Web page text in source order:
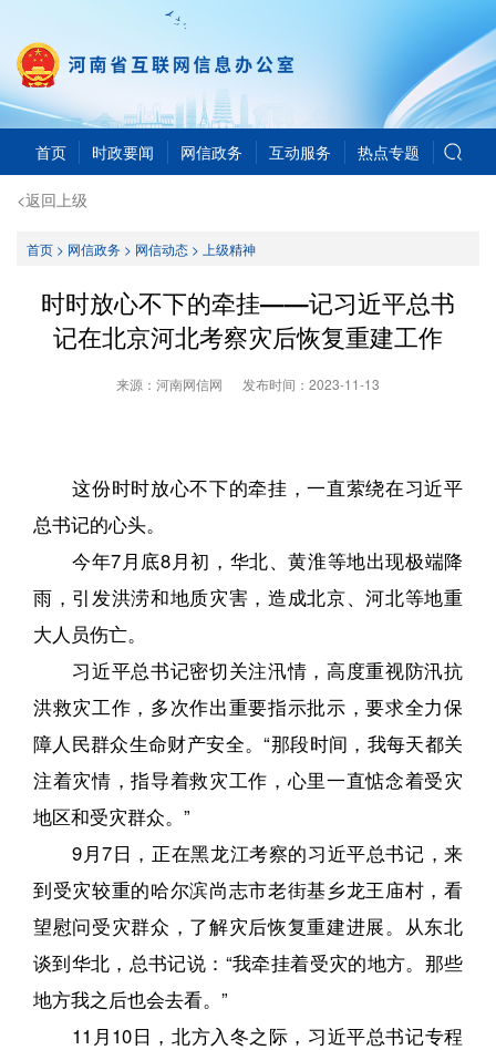
首页 时政要闻 网信政务 互动服务 热点专题
<返回上级
首页> 网信政务> 网信动态> 上级精神
时时放心不下的牵挂——记习近平总书
记在北京河北考察灾后恢复重建工作
来源：河南网信网 发布时间： 2023-11-13
这份时时放心不下的牵挂，一直萦绕在习近平
总书记的心头。
今年7月底8月初，华北、黄淮等地出现极端降
雨，引发洪涝和地质灾害，造成北京、河北等地重
大人员伤亡。
习近平总书记密切关注汛情，高度重视防汛抗
洪救灾工作，多次作出重要指示批示，要求全力保
障人民群众生命财产安全。“那段时间，我每天都关
注着灾情，指导着救灾工作，心里一直惦念着受灾
地区和受灾群众。”
9月7日，正在黑龙江考察的习近平总书记，来
到受灾较重的哈尔滨尚志市老街基乡龙王庙村，看
望慰问受灾群众，了解灾后恢复重建进展。从东北
谈到华北，总书记说：“我牵挂着受灾的地方。那些
地方我之后也会去看。”
11月10日，北方入冬之际，习近平总书记专程